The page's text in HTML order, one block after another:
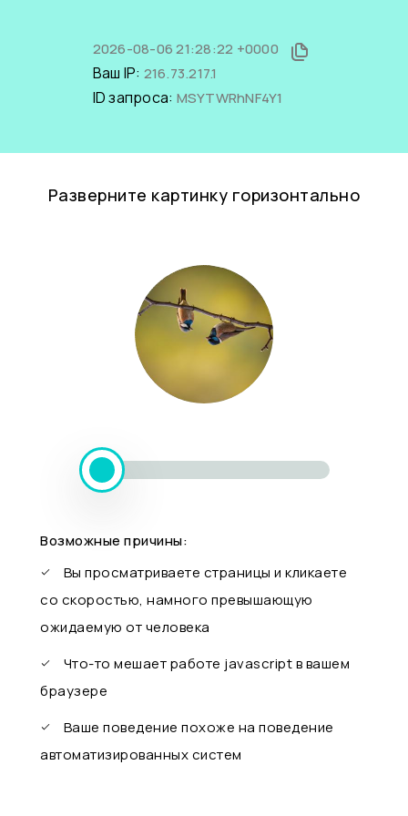
2026-08-06 21:28:22 +0000
Ваш IP: 216.73.217.1
ID запроса: MSYTWRhNF4Y1
Разверните картинку горизонтально
Возможные причины:
Вы просматриваете страницы и кликаете
со скоростью, намного превышающую
ожидаемую от человека
Что-то мешает работе javascript в вашем
браузере
Ваше поведение похоже на поведение
автоматизированных систем